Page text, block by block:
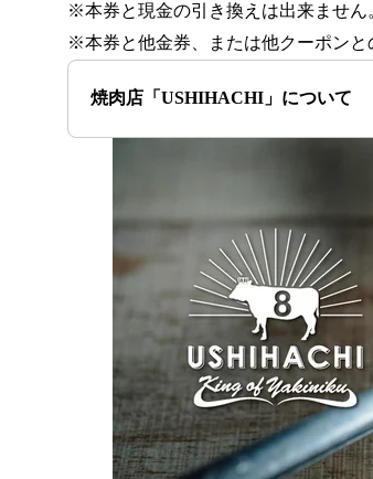
※本券と現金の引き換えは出来ません
※本券と他金券、または他クーポンと
焼肉店「USHIHACHI」について